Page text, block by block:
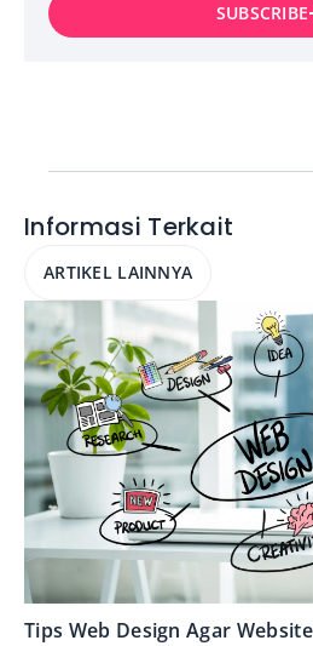
SUBSCRIBE
Informasi Terkait
ARTIKEL LAINNYA
Tips Web Design Agar